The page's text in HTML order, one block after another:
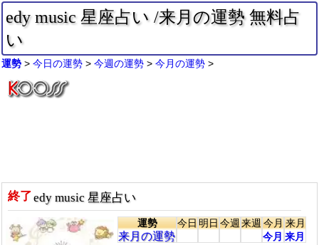
edy music 星座占い /来月の運勢 無料占
い
運勢 今日の運勢 今週の運勢 今月の運勢
終了 edy music 星座占い
運勢
来月の運勢
今日明日今週来週今月
今月
来月
来月